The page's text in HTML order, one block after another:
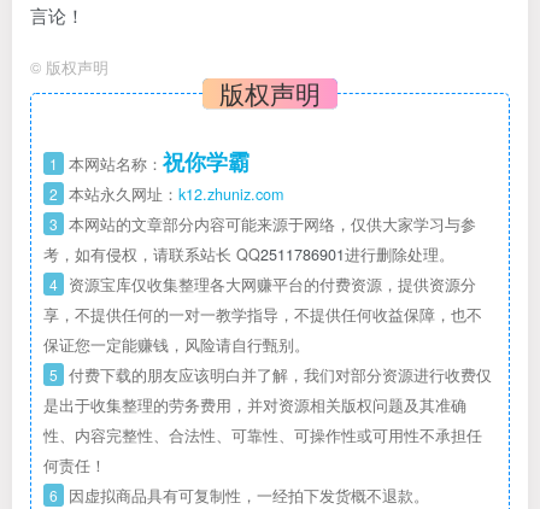
言论！
© 版权声明
版权声明
1 本网站名称： 祝你学霸
2 本站永久网址： k12.zhuniz.com
3 本网站的文章部分内容可能来源于网络，仅供大家学习与参
考，如有侵权，请联系站长 QQ2511786901进行删除处理。
4 资源宝库仅收集整理各大网赚平台的付费资源，提供资源分
享，不提供任何的一对一教学指导，不提供任何收益保障，也不
保证您一定能赚钱，风险请自行甄别。
5 付费下载的朋友应该明白并了解，我们对部分资源进行收费仅
是出于收集整理的劳务费用，并对资源相关版权问题及其准确
性、内容完整性、合法性、可靠性、可操作性或可用性不承担任
何责任！
6 因虚拟商品具有可复制性，一经拍下发货概不退款。